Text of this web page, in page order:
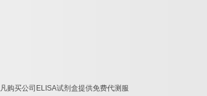
购买公司 ELISA试剂盒提供免费代测服